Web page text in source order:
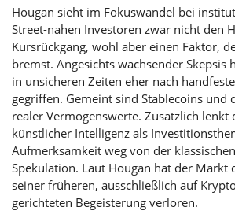
Hougan sieht im Fokuswandel bei
Street-nahen Investoren zwar nicht den
Kursrückgang, wohl aber einen Faktor,
bremst. Angesichts wachsender Skepsis
in unsicheren Zeiten eher nach
gegriffen. Gemeint sind Stablecoins und
realer Vermögenswerte. Zusätzlich lenkt
künstlicher Intelligenz als
Aufmerksamkeit weg von der
Spekulation. Laut Hougan hat der Markt
seiner früheren, ausschließlich auf
gerichteten Begeisterung verloren.